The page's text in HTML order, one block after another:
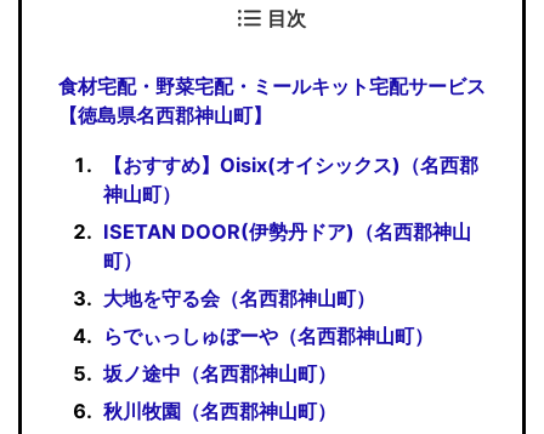
目次
食材宅配・野菜宅配・ミールキット宅配サービス
【徳島県名西郡神山町】
【おすすめ】Oisix(オイシックス)（名西郡
神山町）
ISETAN DOOR(伊勢丹ドア)（名西郡神山
町）
大地を守る会（名西郡神山町）
らでぃっしゅぼーや（名西郡神山町）
坂ノ途中（名西郡神山町）
秋川牧園（名西郡神山町）